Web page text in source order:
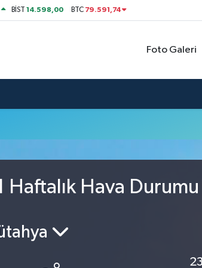
BİST14.598,00 BTC 79.591,74
Foto Galeri
Haftalık Hava